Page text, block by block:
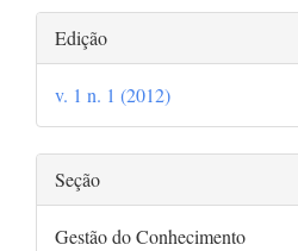
Detalhes
do
artigo
Edição
v. 1 n. 1 (2012)
Seção
Gestão do Conhecimento